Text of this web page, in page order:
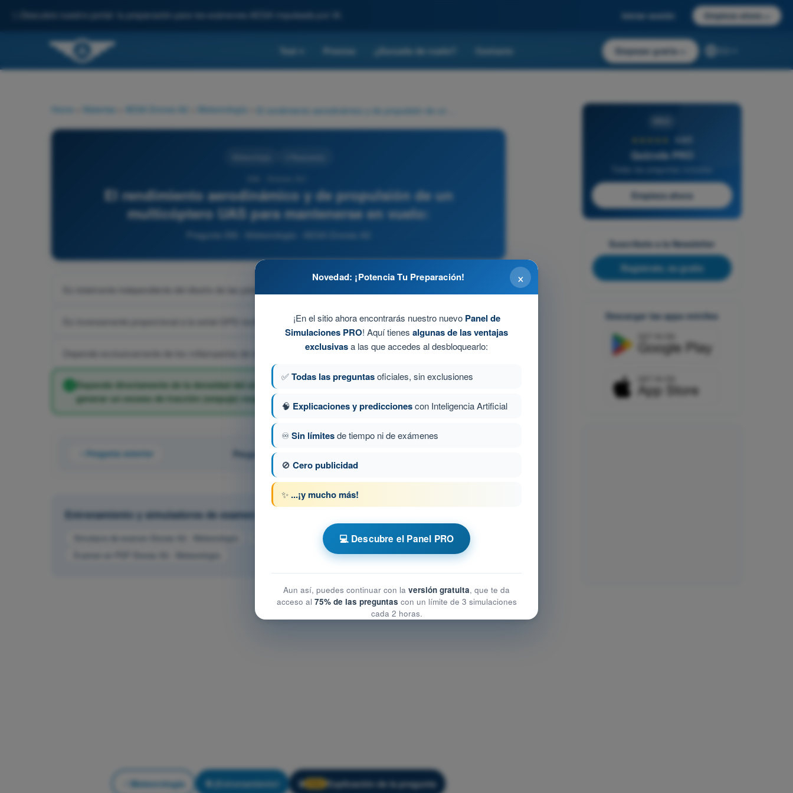
Descubre nuestro portal: tu preparación para los exámenes AESA impulsada por IA. Iniciar sesión Empieza ahora
Test Precios ¿Escuela de vuelo? Contacto Empezar gratis
Home Materias AESA Drones A2 Meteorología
El rendimiento aerodinámico y de propulsión de un
multicóptero UAS para mantenerse en vuelo:
Pregunta 356 - Meteorología - AESA Drones A2
Es totalmente independiente del diseño de las palas
Es inversamente proporcional a la señal GPS recibida
Depende exclusivamente de los miliamperios de la batería
Depende directamente de la densidad del aire circundante y de la capacidad de los motores para
generar un exceso de tracción (empuje) respecto al peso del equipo
Pregunta anterior Pregunta 101 de 223
Entrenamiento y simuladores de examen AESA Drones A2
Test de Entrenamiento Drones A2 - Meteorología
Meteorología ¡Entrenamiento! 🔒 Explicación de la pregunta
4,6/5
Quizvds PRO
Empieza ahora
Suscríbete a la Newsletter
Regístrate, es gratis
Descargar las apps móviles
×
Novedad: ¡Potencia Tu Preparación!
¡En el sitio ahora encontrarás nuestro nuevo Panel de
Simulaciones PRO! Aquí tienes algunas de las ventajas
exclusivasa las que accedes al desbloquearlo:
✅Todas las preguntasoficiales, sin exclusiones
🧠 Explicaciones y prediccionescon Inteligencia Artificial
♾️Sin límitesde tiempo ni de exámenes
🚫 Cero publicidad
✨ ...¡y mucho más!
💻 Descubre el Panel PRO
Aun así, puedes continuar con la versión gratuita, que te da
acceso al 75% de las preguntas con un límite de 3 simulaciones
cada 2 horas.